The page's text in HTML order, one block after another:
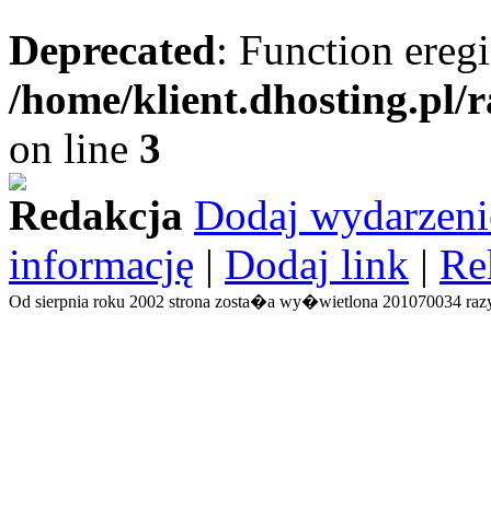
Deprecated: Function
/home/
on line 3
Redakcja Dodaj
informację | Dodaj link |
Od sierpnia roku 2002 strona zosta�a wy�wietlona 201070034